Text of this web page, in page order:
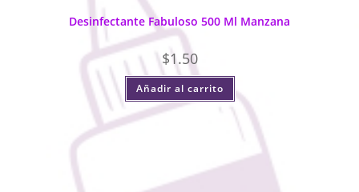
Desinfectante Fabuloso 500 Ml Manzana
$1.50
Añadir al carrito